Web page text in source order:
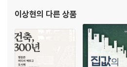
로는 「도시공간 내 통행량 추정을 위한 네
이상현의 다른 상품